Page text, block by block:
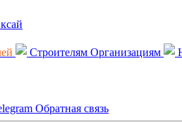
Строителям Организациям
Обратная связь